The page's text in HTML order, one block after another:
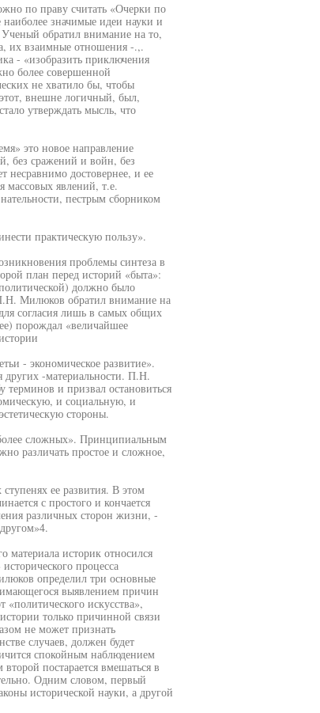
по праву считать «Очерки по
значимые идеи науки и
Ученый обратил внимание на то,
их взаимные отношения -.,.
- «изобразить приключения
более совершенной
не хватило бы, чтобы
внешне логичный, был,
утверждать мысль, что
это новое направление
без сражений и войн, без
несравнимо достовернее, и ее
массовых явлений, т.е.
пестрым сборником
практическую пользу».
проблемы синтеза в
план перед историй «быта»:
должно было
Милюков обратил внимание на
согласия лишь в самых общих
порождал «величайшее
- экономическое развитие».
других -материальности. П.Н.
и призвал остановиться
и социальную, и
стороны.
сложных». Принципиальным
различать простое и сложное,
ее развития. В этом
с простого и кончается
различных сторон жизни, -
материала историк относился
процесса
определил три основные
выявлением причин
искусства»,
только причинной связи
не может признать
случаев, должен будет
спокойным наблюдением
постарается вмешаться в
Одним словом, первый
исторической науки, а другой